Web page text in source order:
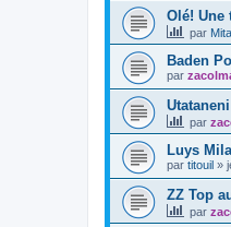
Olé! Une
par
Baden
par
Utataneni
par
Luys
par titouil »
ZZ Top
par